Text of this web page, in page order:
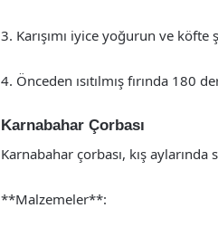
3. Karışımı iyice yoğurun ve köfte
4. Önceden ısıtılmış fırında 180
Karnabahar Çorbası
Karnabahar çorbası, kış
**Malzemeler**: